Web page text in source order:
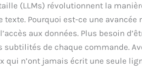
(LLMs) révolutionnent la
texte. Pourquoi est-ce une avancée
aux données. Plus besoin
de chaque commande.
qui n’ont jamais écrit une seule